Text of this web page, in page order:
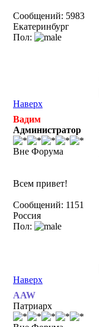
Сообщений: 5983
Екатеринбург
Пол:
Наверх
Вадим
Администратор
Вне Форума
Всем привет!
Сообщений: 1151
Россия
Пол:
Наверх
AAW
Патриарх